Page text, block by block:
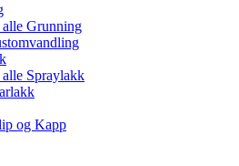
alle Grunning
alle Spraylakk
og Kapp